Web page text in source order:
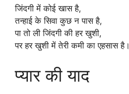
जिंदगी में कोई खास है,
तन्हाई के सिवा कुछ न पास है,
पा तो ली जिंदगी की हर खुशी,
पर हर खुशी में तेरी कमी का एहसास है।
प्यार की याद